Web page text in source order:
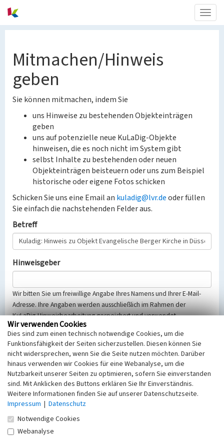
Mitmachen/Hinweis
geben
Sie können mitmachen, indem Sie
uns Hinweise zu bestehenden Objekteinträgen
geben
uns auf potenzielle neue KuLaDig-Objekte
hinweisen, die es noch nicht im System gibt
selbst Inhalte zu bestehenden oder neuen
Objekteinträgen beisteuern oder uns zum Beispiel
historische oder eigene Fotos schicken
Schicken Sie uns eine Email an kuladig@lvr.deoder füllen
Sie einfach die nachstehenden Felder aus.
Betreff
Hinweisgeber
Wir bitten Sie um freiwillige Angabe Ihres Namens und Ihrer E-Mail-
Adresse. Ihre Angaben werden ausschließlich im Rahmen der
KuLaDig-Hinweisbearbeitung gespeichert und verwendet.
Selbstverständlich werden diese entsprechend der Vorschriften des
Telemediengesetzes, des Datenschutzgesetzes NRW und der seit
dem 25.05.2018 gültigen Europäischen Datenschutzgrundverordnung
(EU-DSGVO) vertraulich behandelt, beachten Sie bitte unsere
Hinweise zumDatenschutz
Nachricht
Wir verwenden Cookies
Dies sind zum einen technisch notwendige Cookies, um die
Funktionsfähigkeit der Seiten sicherzustellen. Diesen können Sie
nicht widersprechen, wenn Sie die Seite nutzen möchten. Darüber
hinaus verwenden wir Cookies für eine Webanalyse, um die
Nutzbarkeit unserer Seiten zu optimieren, sofern Sie einverstanden
sind. Mit Anklicken des Buttons erklären Sie Ihr Einverständnis.
Weitere Informationen finden Sie auf unserer Datenschutzseite.
Impressum | Datenschutz
Notwendige Cookies
Webanalyse